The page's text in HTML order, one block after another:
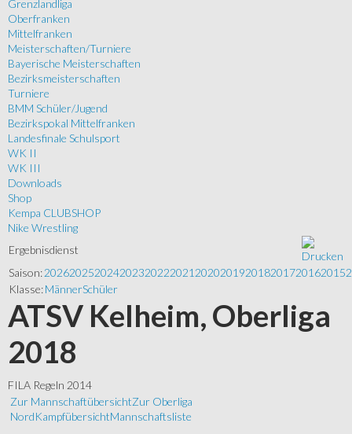
Grenzlandliga
Oberfranken
Mittelfranken
Meisterschaften/Turniere
Bayerische Meisterschaften
Bezirksmeisterschaften
Turniere
BMM Schüler/Jugend
Bezirkspokal Mittelfranken
Landesfinale Schulsport
WK II
WK III
Downloads
Shop
Kempa CLUBSHOP
Nike Wrestling
Ergebnisdienst
Saison:202620252024202320222021 202020192018201720162015
Klasse:MännerSchüler
ATSV Kelheim, Oberliga
2018
FILA Regeln 2014
Zur MannschaftübersichtZur Oberliga
NordKampfübersichtMannschaftsliste